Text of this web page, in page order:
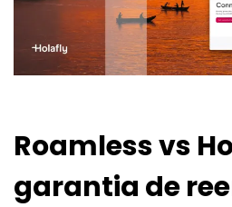
Roamless vs
garantia de